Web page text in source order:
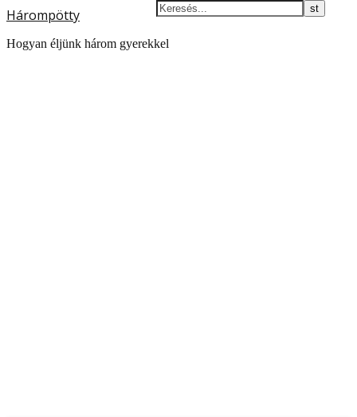
Hárompötty
Hogyan éljünk három gyerekkel